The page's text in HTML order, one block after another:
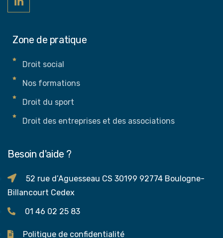
Zone de pratique
Droit social
Nos formations
Droit du sport
Droit des entreprises et des associations
Besoin d'aide ?
52 rue d’Aguesseau CS 30199 92774 Boulogne-
Billancourt Cedex
01 46 02 25 83
Politique de confidentialité